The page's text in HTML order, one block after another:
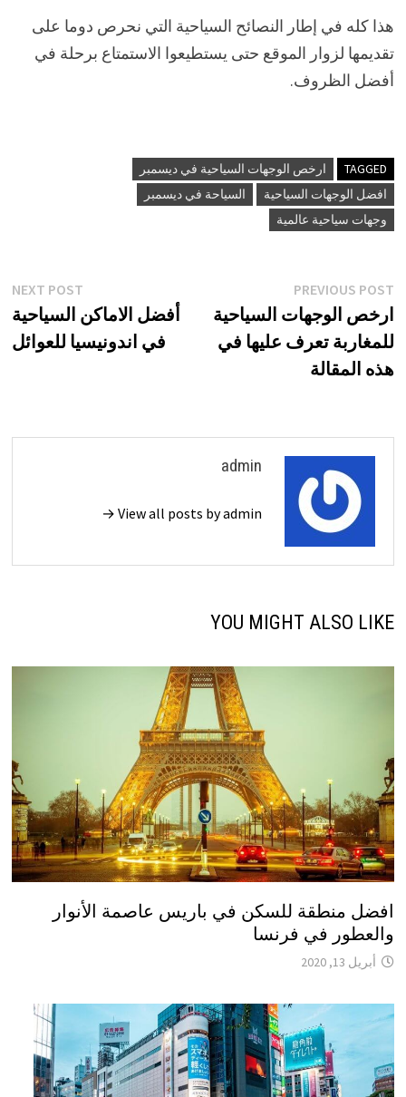
هذا كله في إطار النصائح السياحية التي نحرص دوما على
تقديمها لزوار الموقع حتى يستطيعوا الاستمتاع برحلة في
أفضل الظروف.
TAGGED
ارخص الوجهات السياحية في ديسمبر
افضل الوجهات السياحية
السياحة في ديسمبر
وجهات سياحية عالمية
تصفّح
المقالات
PREVIOUS POST
Previous
post:
ارخص الوجهات السياحية
للمغاربة تعرف عليها في
هذه المقالة
NEXT POST
أفضل الاماكن السياحية
في اندونيسيا للعوائل
admin
View all posts by admin →
YOU MIGHT ALSO LIKE
افضل منطقة للسكن في باريس عاصمة الأنوار
والعطور في فرنسا
أبريل 13, 2020